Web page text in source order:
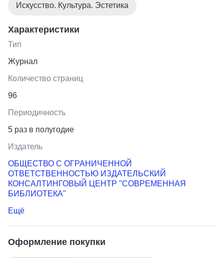
Искусство. Культура. Эстетика
Характеристики
Тип
Журнал
Количество страниц
96
Периодичность
5 раз в полугодие
Издатель
ОБЩЕСТВО С ОГРАНИЧЕННОЙ
ОТВЕТСТВЕННОСТЬЮ ИЗДАТЕЛЬСКИЙ
КОНСАЛТИНГОВЫЙ ЦЕНТР "СОВРЕМЕННАЯ
БИБЛИОТЕКА"
Ещё
Оформление покупки